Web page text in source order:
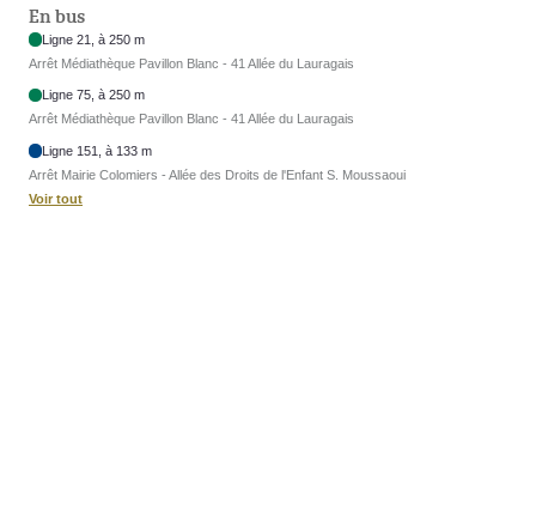
En bus
Ligne 21, à 250 m
Arrêt Médiathèque Pavillon Blanc - 41 Allée du Lauragais
Ligne 75, à 250 m
Arrêt Médiathèque Pavillon Blanc - 41 Allée du Lauragais
Ligne 151, à 133 m
Arrêt Mairie Colomiers - Allée des Droits de l'Enfant S. Moussaoui
Voir tout